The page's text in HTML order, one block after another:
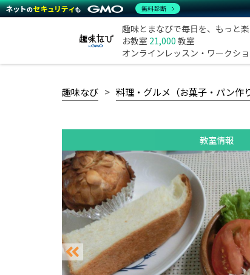
趣味とまなびで毎日を、もっと楽
お教室 21,000 教室
オンラインレッスン・ワークシ
趣味なび 料理・グルメ（お菓子・パン作り
教室情報
無料診断